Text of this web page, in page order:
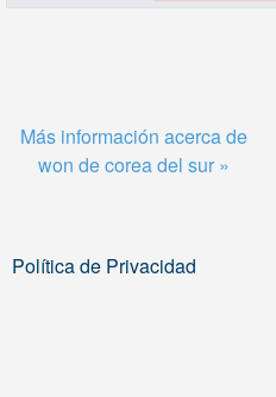
Más información acerca de
won de corea del sur »
Política de Privacidad